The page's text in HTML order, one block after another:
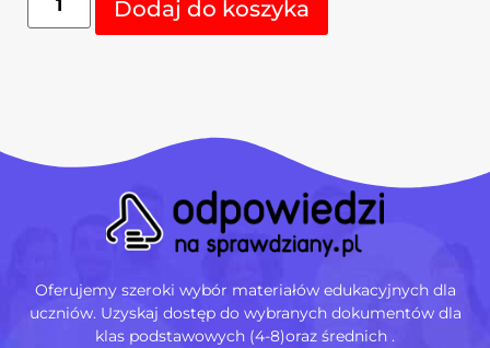
Dodaj do koszyka
Oferujemy szeroki wybór materiałów edukacyjnych dla
uczniów. Uzyskaj dostęp do wybranych dokumentów dla
klas podstawowych (4-8)oraz średnich .